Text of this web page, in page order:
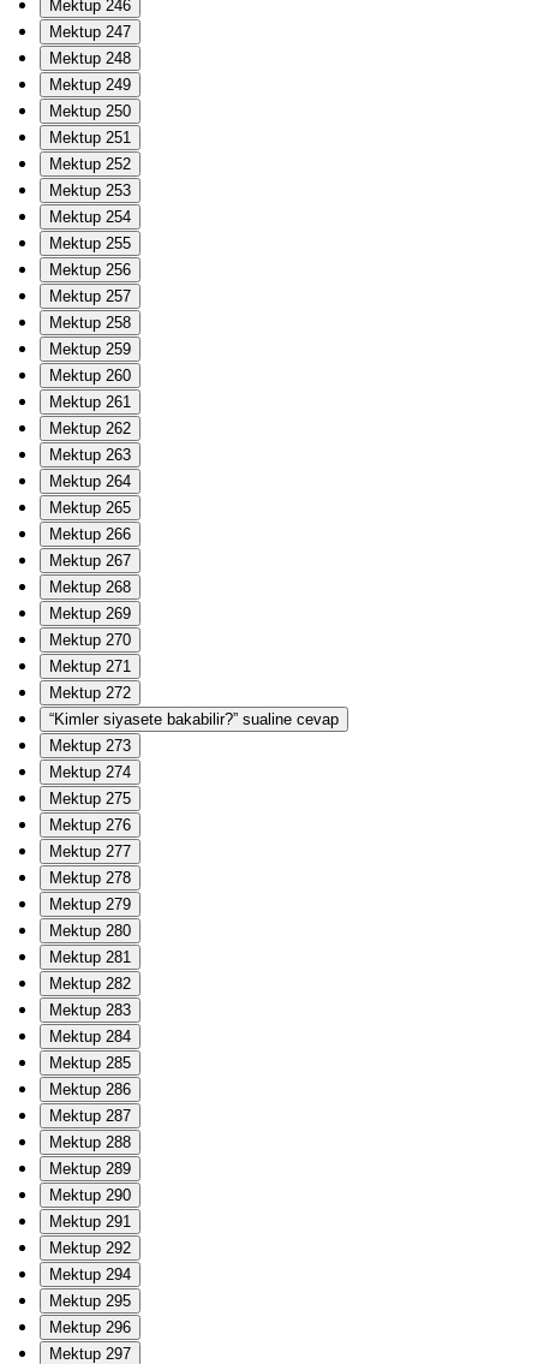
Mektup 246
Mektup 247
Mektup 248
Mektup 249
Mektup 250
Mektup 251
Mektup 252
Mektup 253
Mektup 254
Mektup 255
Mektup 256
Mektup 257
Mektup 258
Mektup 259
Mektup 260
Mektup 261
Mektup 262
Mektup 263
Mektup 264
Mektup 265
Mektup 266
Mektup 267
Mektup 268
Mektup 269
Mektup 270
Mektup 271
Mektup 272
“Kimler siyasete bakabilir?” sualine cevap
Mektup 273
Mektup 274
Mektup 275
Mektup 276
Mektup 277
Mektup 278
Mektup 279
Mektup 280
Mektup 281
Mektup 282
Mektup 283
Mektup 284
Mektup 285
Mektup 286
Mektup 287
Mektup 288
Mektup 289
Mektup 290
Mektup 291
Mektup 292
Mektup 294
Mektup 295
Mektup 296
Mektup 297